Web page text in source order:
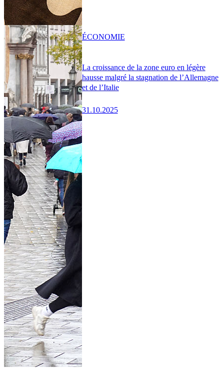
La croissance de la zone euro en légère
hausse malgré la stagnation de l’Allemagne
et de l’Italie
31.10.2025
ÉCONOMIE